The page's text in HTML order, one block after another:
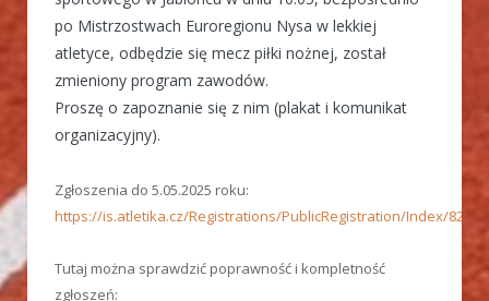
po Mistrzostwach Euroregionu Nysa w lekkiej
atletyce, odbędzie się mecz piłki nożnej, został
zmieniony program zawodów.
Proszę o zapoznanie się z nim (plakat i komunikat
organizacyjny).
Zgłoszenia do 5.05.2025 roku:
https://is.atletika.cz/Registrations/PublicRegistration/Index/82265
Tutaj można sprawdzić poprawność i kompletność
zgłoszeń: